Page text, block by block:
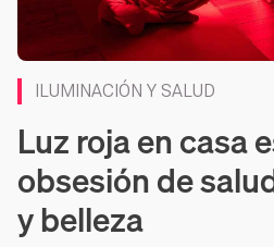
ILUMINACIÓN Y SALUD
Luz roja en casa
obsesión de
y belleza